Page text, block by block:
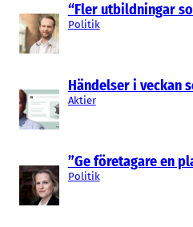
“Fler utbildningar
Politik
Händelser i veckan
Aktier
”Ge företagare en
Politik